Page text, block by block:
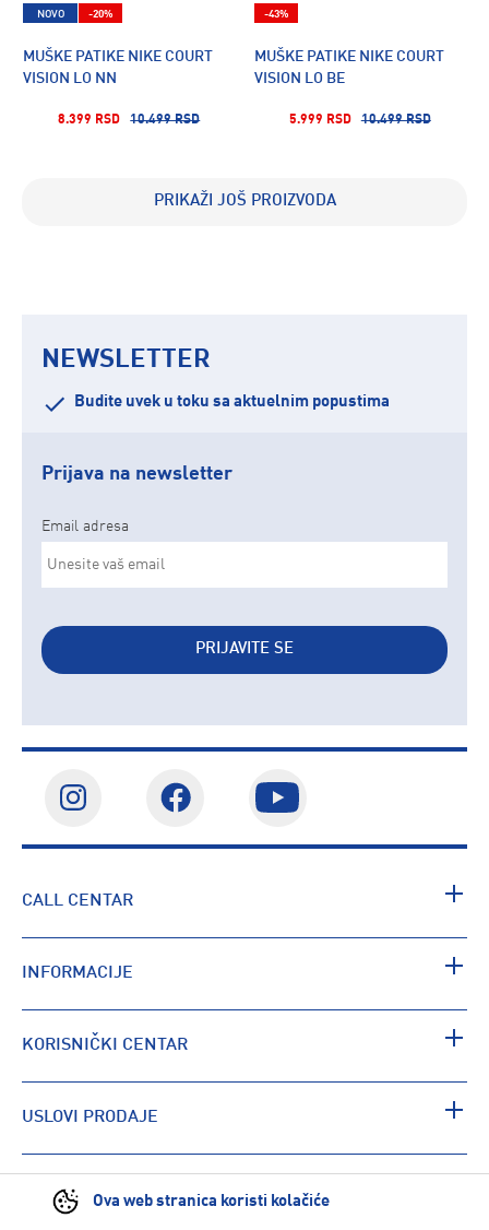
Ova web stranica koristi kolačiće
MUŠKE PATIKE NIKE COURT
VISION LO NN
8.399 RSD 10.499 RSD
NOVO -20%
MUŠKE PATIKE NIKE COURT
VISION LO BE
5.999 RSD 10.499 RSD
-43%
PRIKAŽI JOŠ PROIZVODA
NEWSLETTER
Budite uvek u toku sa aktuelnim popustima
Prijava na newsletter
Email adresa
PRIJAVITE SE
CALL CENTAR
INFORMACIJE
KORISNIČKI CENTAR
USLOVI PRODAJE
PRONAĐI RADNJU